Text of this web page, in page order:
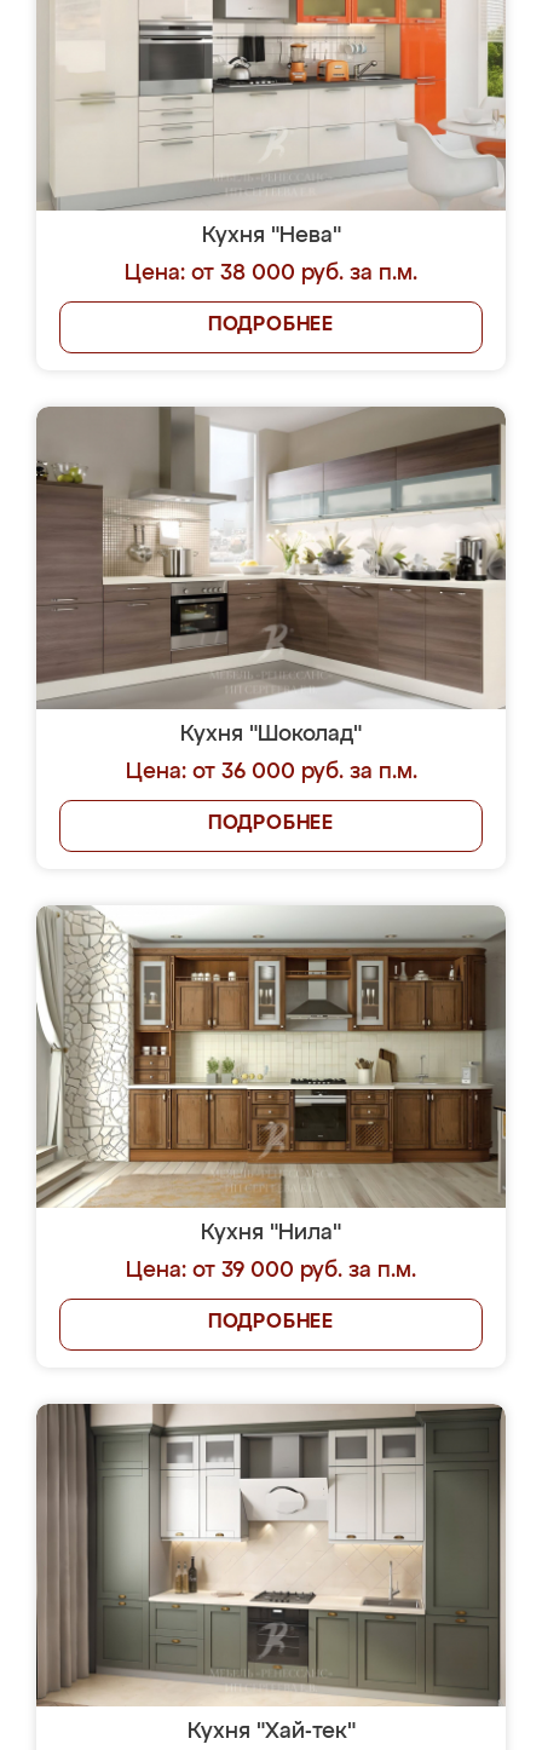
Кухня "Нева"
Цена: от 38 000 руб. за п.м.
ПОДРОБНЕЕ
Кухня "Шоколад"
Цена: от 36 000 руб. за п.м.
ПОДРОБНЕЕ
Кухня "Нила"
Цена: от 39 000 руб. за п.м.
ПОДРОБНЕЕ
Кухня "Хай-тек"